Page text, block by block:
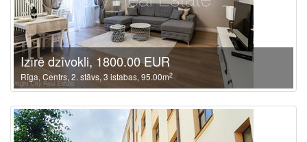
Izīrē dzīvokli, 1800.00 EUR
Rīga, Centrs, 2. stāvs, 3 istabas, 95.00m2